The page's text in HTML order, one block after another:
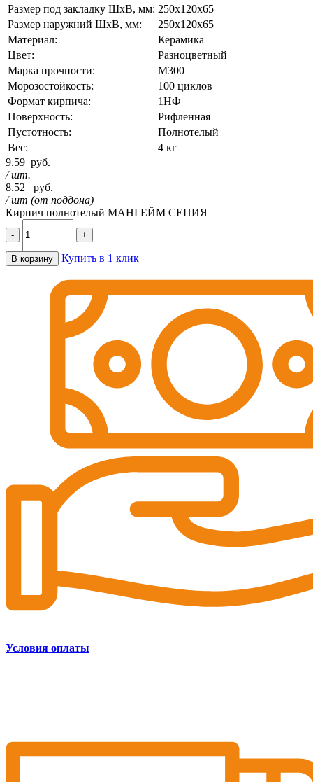
Размер под закладку ШхВ, мм: 250х120х65
Размер наружний ШхВ, мм:
250х120х65
Материал:
Керамика
Цвет:
Разноцветный
Марка прочности:
М300
Морозостойкость:
100 циклов
Формат кирпича:
1НФ
Поверхность:
Рифленная
Пустотность:
Полнотелый
Вес:
4 кг
9.59 руб.
/ шт.
8.52
руб.
/ шт (от поддона)
Кирпич полнотелый МАНГЕЙМ СЕПИЯ
- +
В корзину Купить в 1 клик
Условия оплаты